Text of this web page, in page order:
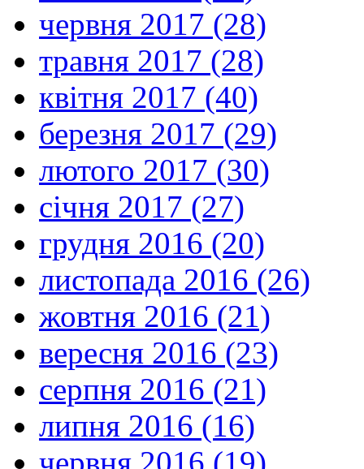
червня 2017 (28)
травня 2017 (28)
квітня 2017 (40)
березня 2017 (29)
лютого 2017 (30)
січня 2017 (27)
грудня 2016 (20)
листопада 2016 (26)
жовтня 2016 (21)
вересня 2016 (23)
серпня 2016 (21)
липня 2016 (16)
червня 2016 (19)